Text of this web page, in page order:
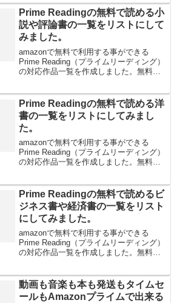
Prime Readingの無料で読める小
説や評論書の一覧をリストにして
みました。
amazonで無料で利用する事ができる
Prime Reading（プライムリーディング）
の対応作品一覧を作成しました。無料で
Prime Readingの無料で読める洋
書の一覧をリストにしてみまし
た。
amazonで無料で利用する事ができる
Prime Reading（プライムリーディング）
の対応作品一覧を作成しました。無料で
Prime Readingの無料で読めるビ
ジネス書や経済書の一覧をリスト
にしてみました。
amazonで無料で利用する事ができる
Prime Reading（プライムリーディング）
の対応作品一覧を作成しました。無料で
動画も音楽も本も発送もタイムセ
ールもAmazonプライムで出来る